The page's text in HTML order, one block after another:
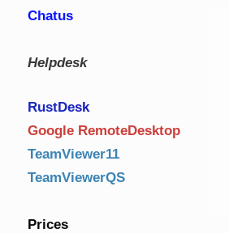
Chatus
Helpdesk
RustDesk
Google RemoteDesktop
TeamViewer11
TeamViewerQS
Prices